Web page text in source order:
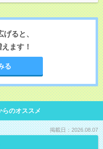
ると、
ます！
る
のオススメ
掲載日：2026.08.07